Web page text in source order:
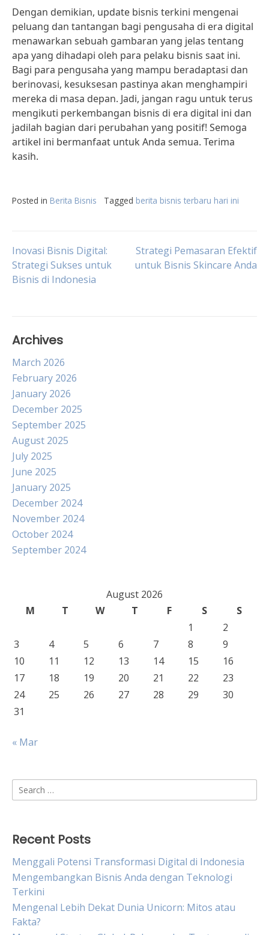
Dengan demikian, update bisnis terkini mengenai
peluang dan tantangan bagi pengusaha di era digital
menawarkan sebuah gambaran yang jelas tentang
apa yang dihadapi oleh para pelaku bisnis saat ini.
Bagi para pengusaha yang mampu beradaptasi dan
berinovasi, kesuksesan pastinya akan menghampiri
mereka di masa depan. Jadi, jangan ragu untuk terus
mengikuti perkembangan bisnis di era digital ini dan
jadilah bagian dari perubahan yang positif! Semoga
artikel ini bermanfaat untuk Anda semua. Terima
kasih.
Posted in Berita Bisnis Tagged berita bisnis terbaru hari ini
Post
navigation
Inovasi Bisnis Digital:
Strategi Sukses untuk
Bisnis di Indonesia
Strategi Pemasaran Efektif
untuk Bisnis Skincare Anda
Archives
March 2026
February 2026
January 2026
December 2025
September 2025
August 2025
July 2025
June 2025
January 2025
December 2024
November 2024
October 2024
September 2024
August 2026
M
T W T F S
S
1
2
3
4 5 6 7 8
9
10
11 12 13 14 15
16
17
18 19 20 21 22
23
24
25 26 27 28 29
30
31
« Mar
Search
for:
Recent Posts
Menggali Potensi Transformasi Digital di Indonesia
Mengembangkan Bisnis Anda dengan Teknologi
Terkini
Mengenal Lebih Dekat Dunia Unicorn: Mitos atau
Fakta?